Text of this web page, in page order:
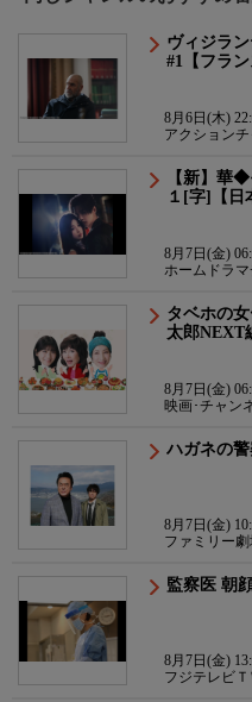
ヴィジラ
#1【フラン
8月6日(木)
アクション
【新】華
１[字]【日
8月7日(金)
ホームドラ
タベホの
太郎NEXT
8月7日(金)
映画･チャン
ハガネの
8月7日(金)
ファミリー
監察医 朝
8月7日(金)
フジテレビ